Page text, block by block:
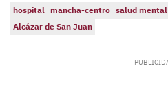
hospital mancha-centro salud mental
Alcázar de San Juan